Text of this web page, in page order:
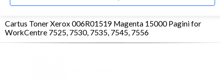
Cartus Toner Xerox 006R01519 Magenta 15000 Pagini for
WorkCentre 7525, 7530, 7535, 7545, 7556